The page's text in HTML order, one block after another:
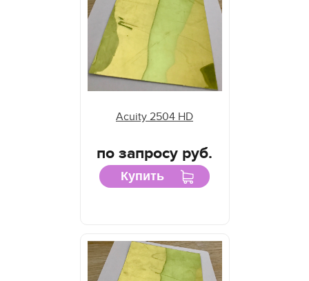
Acuity 2504 HD
по запросу руб.
Купить